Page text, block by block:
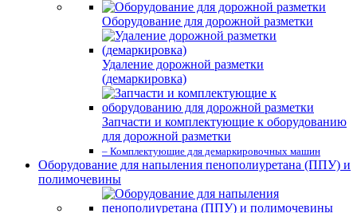
Оборудование для дорожной разметки
Удаление дорожной разметки
(демаркировка)
Запчасти и комплектующие к оборудованию
для дорожной разметки
– Комплектующие для демаркировочных машин
Оборудование для напыления пенополиуретана (ППУ) и
полимочевины